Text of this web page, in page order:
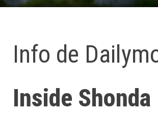
Info de
Inside Shonda